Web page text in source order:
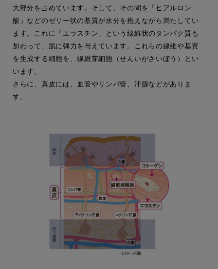
大部分を占めています。そして、その間を「ヒアルロン
酸」などのゼリー状の基質が水分を抱えながら満たしてい
ます。これに「エラスチン」という線維状のタンパク質も
加わって、肌に弾力を与えています。これらの線維や基質
を生成する細胞を、線維芽細胞（せんいがさいぼう）とい
います。
さらに、真皮には、血管やリンパ管、汗腺などがありま
す。